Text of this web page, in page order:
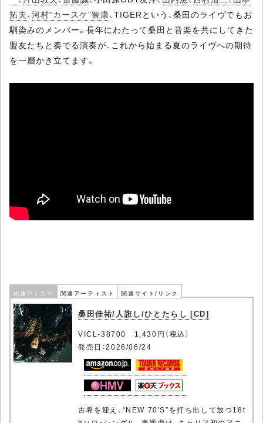
拓夫、 河村“カースケ”智康、TIGERという、桑田のライヴでもお
馴染みのメンバー。長年にわたって桑田と音楽を共にしてきた
盟友たちと奏でる演奏が、これから始まる夏のライヴへの期待
を一層かき立てます。
関連ディスク 関連アーティスト 関連サイト/リンク
桑田佳祐/人誑し/ひとたらし [CD]
VICL-38700 1,430円（税込）
発売日：2026/06/24
古希を迎え、“NEW 70'S”を打ち出して放つ18t